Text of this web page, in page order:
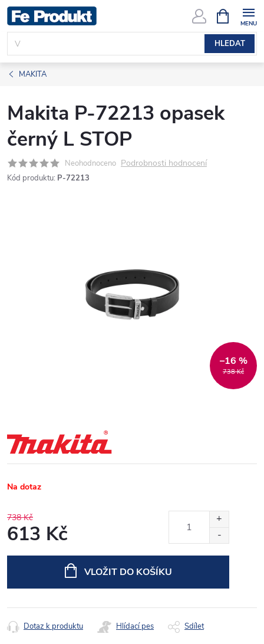
Přejít
na
obsah
HLEDAT
NÁKUPNÍ
KOŠÍK
MAKITA
Makita P-72213 opasek
černý L STOP
Neohodnoceno Podrobnosti hodnocení
Kód produktu: P-72213
738 Kč
–16 %
Na dotaz
738 Kč
613 Kč
VLOŽIT DO KOŠÍKU
Dotaz k produktu Hlídací pes Sdílet